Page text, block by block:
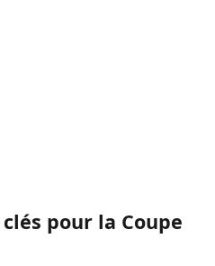
pour la Coupe